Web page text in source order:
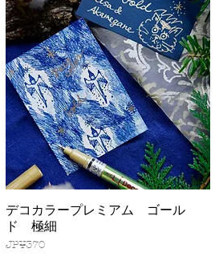
快速瀏覽
デコカラープレミアム ゴール
ド 極細
價格
JP¥370